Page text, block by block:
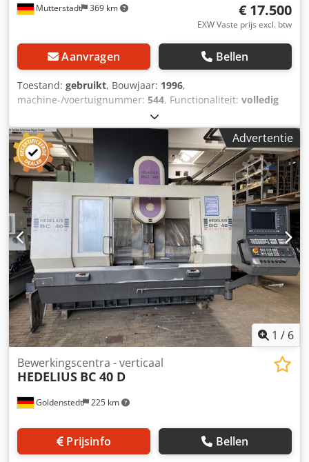
Mutterstadt 369 km € 17.500
EXW Vaste prijs excl. btw
Aanvragen Bellen
Toestand: gebruikt, Bouwjaar: 1996,
machine-/voertuignummer: 544, Functionaliteit: volledig
, Multifunctionele machine voor de bewerking
van natuursteen en kunststeen. Ideaal voor toepassingen
in de grafsteenindustrie, restauratie en bouw.
Hoogteverstelling Z-as: 600 mm. Verplaatsing X-as: ca. 4500
mm. Pneumatische aandrukkracht (ideaal voor het
schuren, polijsten en borstelen van oppervlakken).
Traploze aandrijfmotor: 250-2950 toeren/min.
Dcodpfxjzrabpe Aa Hjk Scharnierende
armvergrendelingssysteem. Hydraulische
zijschuurinrichting. Werktafel. Inrichting voor het slijpen
van marmer. Slijpkop voor graniet.
Advertentie
1 / 6
Goldenstedt 225 km
Bewerkingscentra - verticaal
HEDELIUS BC 40 D
Prijsinfo Bellen